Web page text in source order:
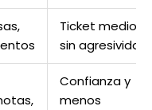
Ticket medio
sin agresividad
Confianza y
menos